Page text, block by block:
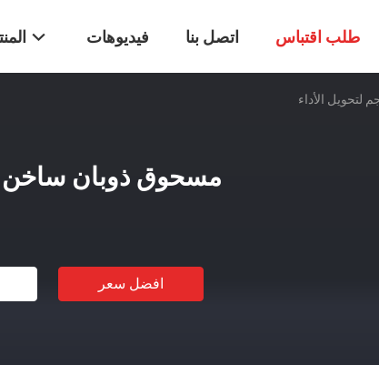
فيديوهات اتصل بنا طلب اقتباس
مسحوق ذوبان ساخن 1 كجم لتحويل الأداء
افضل سعر